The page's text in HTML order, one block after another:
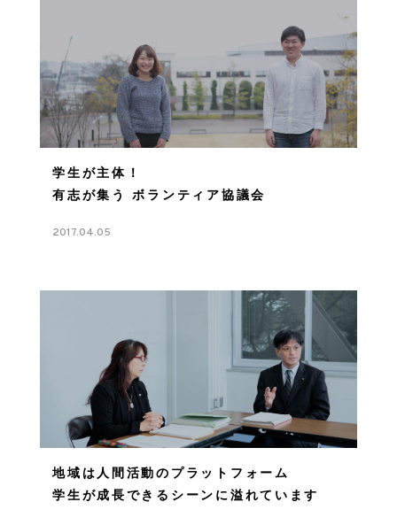
学生が主体！
有志が集う ボランティア協議会
2017.04.05
地域は人間活動のプラットフォーム
学生が成長できるシーンに溢れています